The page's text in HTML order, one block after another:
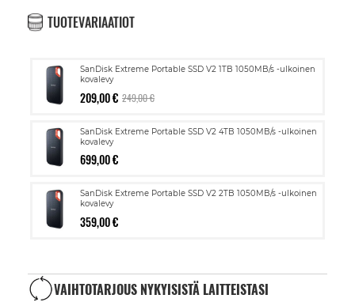
TUOTEVARIAATIOT
SanDisk Extreme Portable SSD V2 1TB 1050MB/s -ulkoinen
kovalevy
209,00 € 249,00 €
SanDisk Extreme Portable SSD V2 4TB 1050MB/s -ulkoinen
kovalevy
699,00 €
SanDisk Extreme Portable SSD V2 2TB 1050MB/s -ulkoinen
kovalevy
359,00 €
VAIHTOTARJOUS NYKYISISTÄ LAITTEISTASI